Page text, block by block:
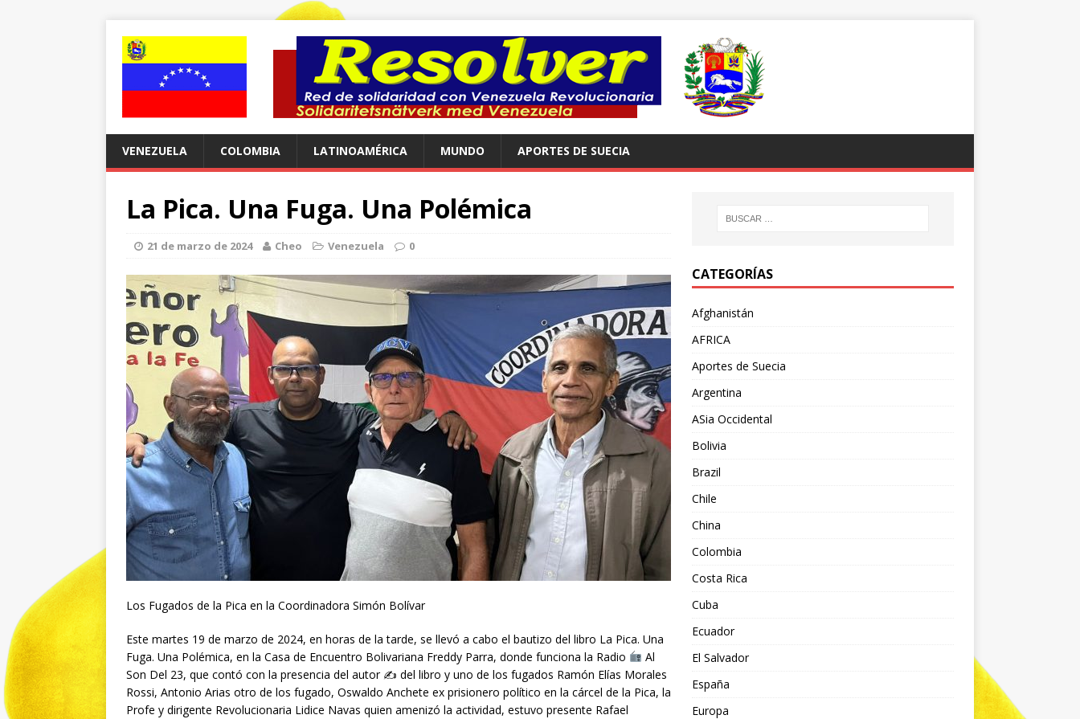
VENEZUELA COLOMBIA LATINOAMÉRICA MUNDO APORTES DE SUECIA
La Pica. Una Fuga. Una Polémica
21 de marzo de 2024 Cheo Venezuela 0
Los Fugados de la Pica en la Coordinadora Simón Bolívar
Este martes 19 de marzo de 2024, en horas de la tarde, se llevó a cabo el bautizo del libro La Pica. Una
Fuga. Una Polémica, en la Casa de Encuentro Bolivariana Freddy Parra, donde funciona la Radio
Al
Son Del 23, que contó con la presencia del autor ✍ del libro y uno de los fugados Ramón Elías Morales
Rossi, Antonio Arias otro de los fugado, Oswaldo Anchete ex prisionero político en la cárcel de la Pica, la
Profe y dirigente Revolucionaria Lidice Navas quien amenizó la actividad, estuvo presente Rafael
CATEGORÍAS
Afghanistán
AFRICA
Aportes de Suecia
Argentina
ASia Occidental
Bolivia
Brazil
Chile
China
Colombia
Costa Rica
Cuba
Ecuador
El Salvador
España
Europa